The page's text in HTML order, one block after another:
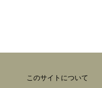
このサイトについて